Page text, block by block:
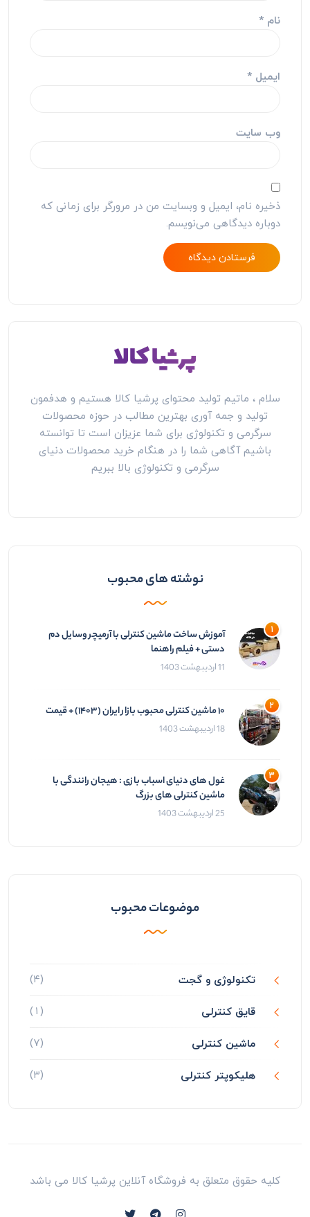
نام *
ایمیل *
وب‌ سایت
ذخیره نام، ایمیل و وبسایت من در مرورگر برای زمانی که
دوباره دیدگاهی می‌نویسم.
سلام ، ماتیم تولید محتوای پرشیا کالا هستیم و هدفمون
تولید و جمه آوری بهترین مطالب در حوزه محصولات
سرگرمی و تکنولوژی برای شما عزیزان است تا توانسته
باشیم آگاهی شما را در هنگام خرید محصولات دنیای
سرگرمی و تکنولوژی بالا ببریم
نوشته های محبوب
آموزش ساخت ماشین کنترلی با آرمیچر وسایل دم
دستی + فیلم راهنما
11 اردیبهشت 1403
۱۰ ماشین کنترلی محبوب بازار ایران (۱۴۰۳) + قیمت
18 اردیبهشت 1403
غول های دنیای اسباب بازی : هیجان رانندگی با
ماشین کنترلی های بزرگ
25 اردیبهشت 1403
موضوعات محبوب
تکنولوژی و گجت
(۴)
قایق کنترلی
(۱)
ماشین کنترلی
(۷)
هلیکوپتر کنترلی
(۳)
کلیه حقوق متعلق به فروشگاه آنلاین پرشیا کالا می باشد